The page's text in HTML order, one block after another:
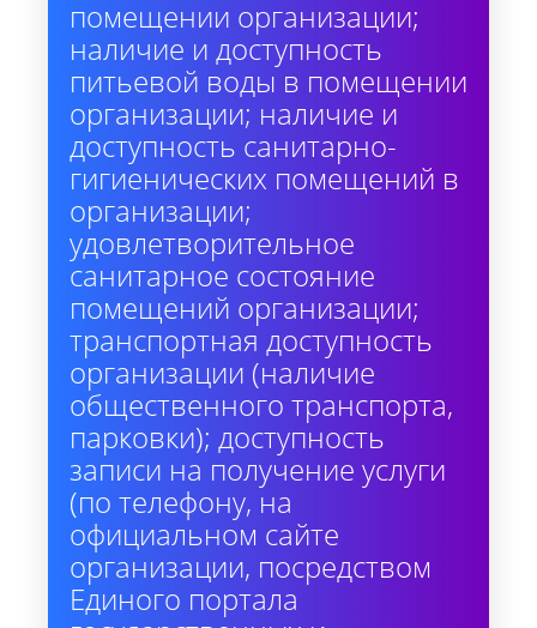
помещении организации;
наличие и доступность
питьевой воды в помещении
организации; наличие и
доступность санитарно-
гигиенических помещений в
организации;
удовлетворительное
санитарное состояние
помещений организации;
транспортная доступность
организации (наличие
общественного транспорта,
парковки); доступность
записи на получение услуги
(по телефону, на
официальном сайте
организации, посредством
Единого портала